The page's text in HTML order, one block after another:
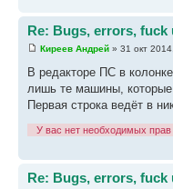
Re: Bugs, errors, fuck
Киреев Андрей » 31 окт
В редакторе ПС в
лишь те машины, которые
Первая строка ведёт в
У вас нет необходимых
Re: Bugs, errors, fuck